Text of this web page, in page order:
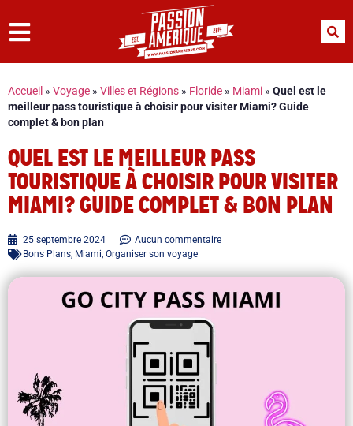
Accueil » Voyage » Villes et Régions » Floride » Miami » Quel est le
meilleur pass touristique à choisir pour visiter Miami? Guide
complet & bon plan
QUEL EST LE MEILLEUR PASS
TOURISTIQUE À CHOISIR POUR VISITER
MIAMI? GUIDE COMPLET & BON PLAN
25 septembre 2024
Aucun commentaire
Bons Plans, Miami, Organiser son voyage